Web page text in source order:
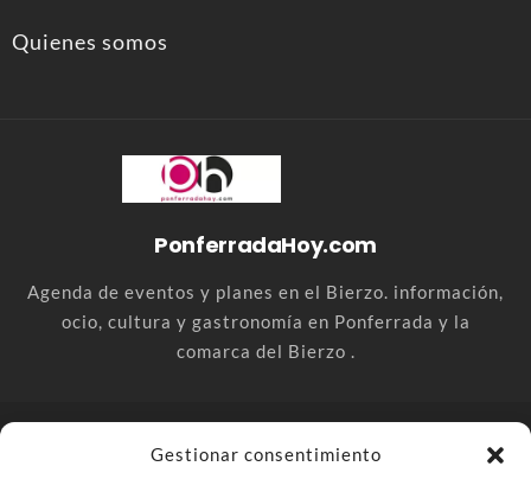
Gestionar consentimiento
Quienes somos
PonferradaHoy.com
Agenda de eventos y planes en el Bierzo. información,
ocio, cultura y gastronomía en Ponferrada y la
comarca del Bierzo .
comarca del Bierzo